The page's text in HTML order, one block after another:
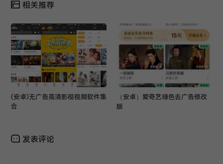
相关推荐
(安卓)无广告高清影视视频软件集
合
（安卓）爱奇艺绿色去广告修改
版
发表评论